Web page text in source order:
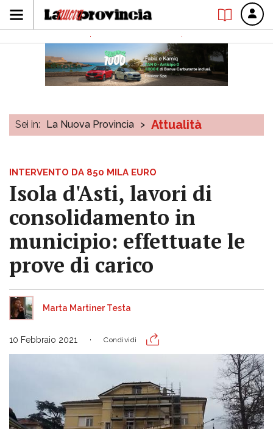
Sei in: La Nuova Provincia > Attualità
INTERVENTO DA 850 MILA EURO
Isola d'Asti, lavori di
consolidamento in
municipio: effettuate le
prove di carico
Marta Martiner Testa
10 Febbraio 2021 Condividi